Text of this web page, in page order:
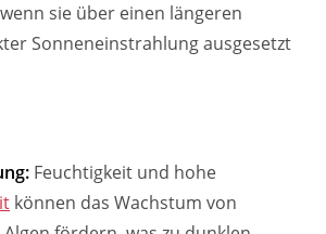
sie über einen längeren
Sonneneinstrahlung ausgesetzt
Feuchtigkeit und hohe
können das Wachstum von